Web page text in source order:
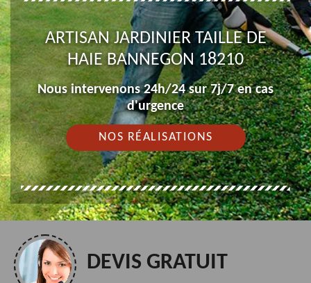
ARTISAN JARDINIER TAILLE DE
HAIE BANNEGON 18210
Nous intervenons 24h/24 sur 7j/7 en cas
d'urgence
NOS RÉALISATIONS
DEVIS GRATUIT